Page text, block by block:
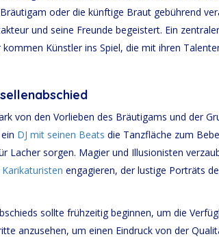
oder die künftige Braut gebührend
und seine Freunde begeistert. Ein
Künstler ins Spiel, die mit ihren
von den Vorlieben des Bräutigams und der
DJ mit seinen Beats die Tanzfläche zum
Lacher sorgen. Magier und Illusionisten
Karikaturisten engagieren, der lustige Porträts
sollte frühzeitig beginnen, um die
anzusehen, um einen Eindruck von der